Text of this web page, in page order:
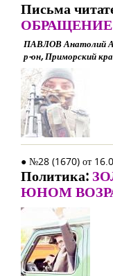
Письма
ОБРАЩЕНИЕ
ПАВЛОВ Анатолий
р-он, Приморский
● №28 (1670) от
Политика:
ЮНОМ